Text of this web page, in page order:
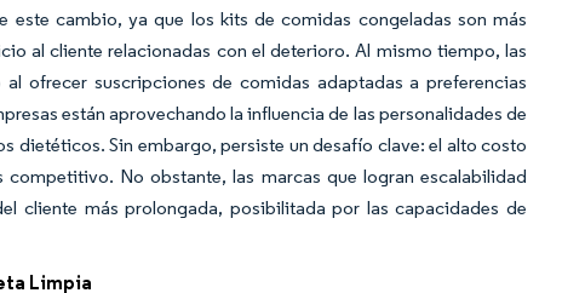
cambio, ya que los kits de comidas congeladas son más
al cliente relacionadas con el deterioro. Al mismo tiempo, las
ofrecer suscripciones de comidas adaptadas a preferencias
están aprovechando la influencia de las personalidades de
dietéticos. Sin embargo, persiste un desafío clave: el alto costo
No obstante, las marcas que logran escalabilidad
cliente más prolongada, posibilitada por las capacidades de
Limpia